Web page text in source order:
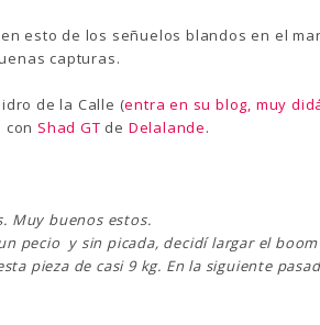
esto de los señuelos blandos en el
capturas.
de la Calle (entra en su blog, muy
Shad GT de Delalande.
Muy buenos estos.
pecio y sin picada, decidí largar el
pieza de casi 9 kg. En la siguiente